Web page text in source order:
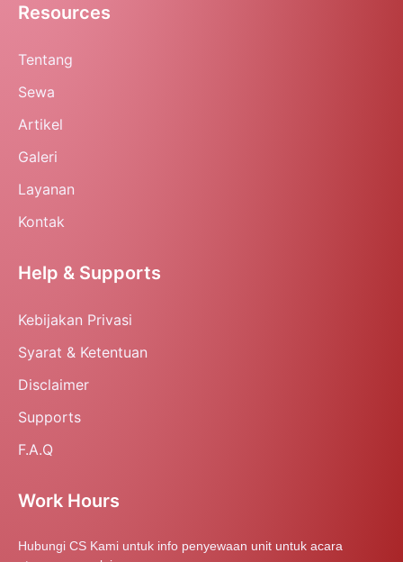
Resources
Tentang
Sewa
Artikel
Galeri
Layanan
Kontak
Help & Supports
Kebijakan Privasi
Syarat & Ketentuan
Disclaimer
Supports
F.A.Q
Work Hours
Hubungi CS Kami untuk info penyewaan unit untuk acara